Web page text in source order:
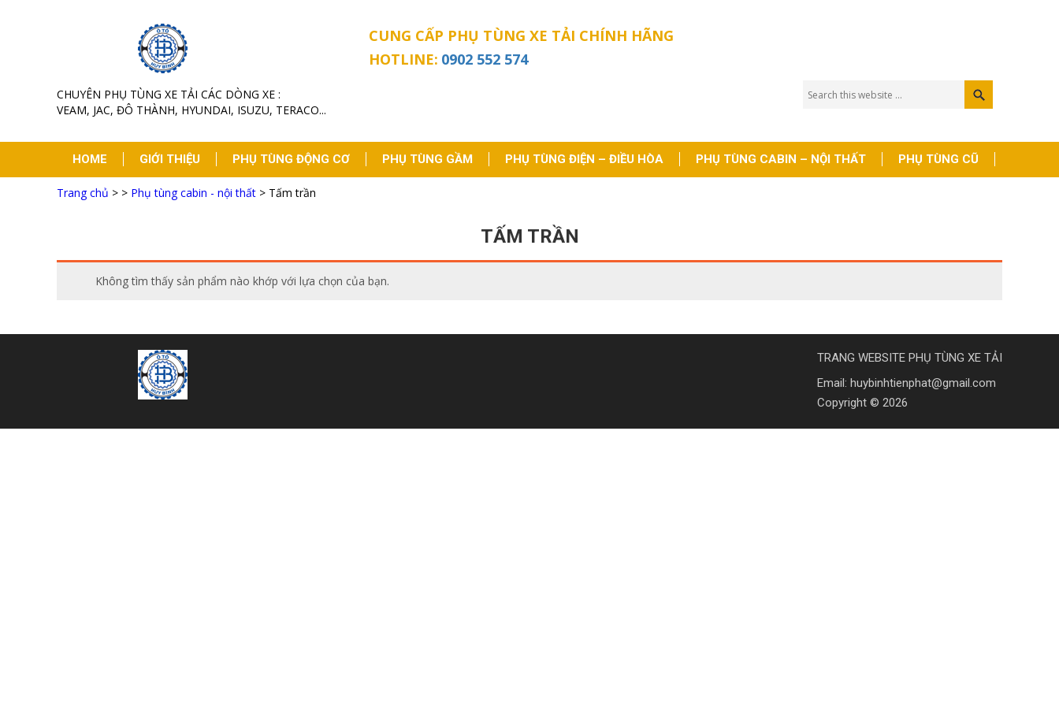
CUNG CẤP PHỤ TÙNG XE TẢI CHÍNH HÃNG
HOTLINE: 0902 552 574
CHUYÊN PHỤ TÙNG XE TẢI CÁC DÒNG XE :
VEAM, JAC, ĐÔ THÀNH, HYUNDAI, ISUZU, TERACO...
HOME GIỚI THIỆU PHỤ TÙNG ĐỘNG CƠ PHỤ TÙNG GẦM PHỤ TÙNG ĐIỆN – ĐIỀU HÒA PHỤ TÙNG CABIN – NỘI THẤT PHỤ TÙNG CŨ
TIN TỨC LIÊN HỆ
Trang chủ > > Phụ tùng cabin - nội thất > Tấm trần
TẤM TRẦN
Không tìm thấy sản phẩm nào khớp với lựa chọn của bạn.
TRANG WEBSITE PHỤ TÙNG XE TẢI
Email: huybinhtienphat@gmail.com
Copyright © 2026